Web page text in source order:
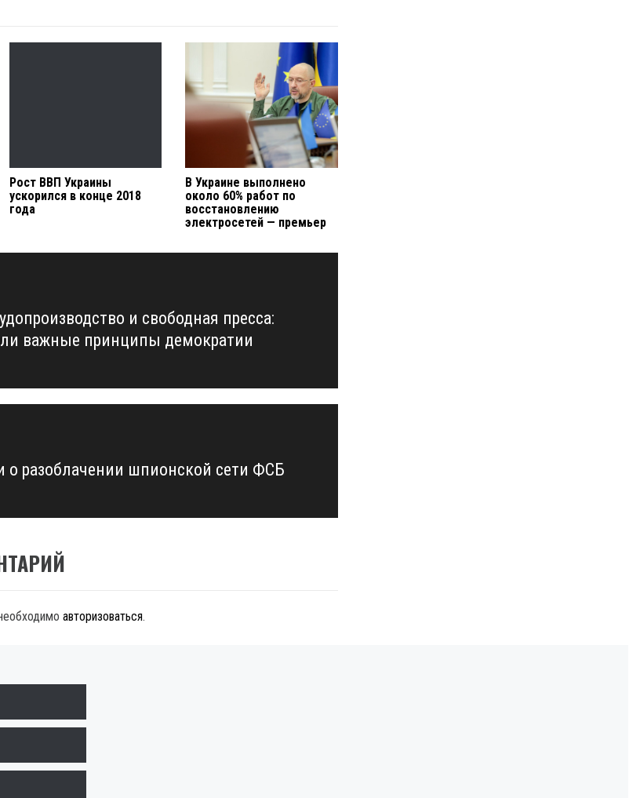
Рост ВВП Украины
ускорился в конце 2018
года
В Украине выполнено
около 60% работ по
восстановлению
электросетей — премьер
и свободная пресса:
важные принципы демократии
о разоблачении шпионской сети ФСБ
авторизоваться.